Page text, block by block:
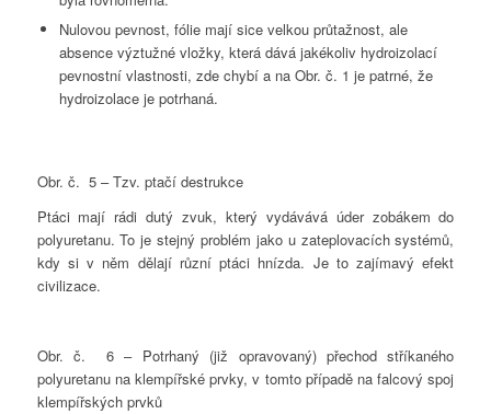
Nulovou pevnost, fólie mají sice velkou průtažnost, ale
absence výztužné vložky, která dává jakékoliv hydroizolací
pevnostní vlastnosti, zde chybí a na Obr. č. 1 je patrné, že
hydroizolace je potrhaná.
Obr. č. 5 – Tzv. ptačí destrukce
Ptáci mají rádi dutý zvuk, který vydávává úder zobákem do
polyuretanu. To je stejný problém jako u zateplovacích systémů,
kdy si v něm dělají různí ptáci hnízda. Je to zajímavý efekt
civilizace.
Obr. č. 6 – Potrhaný (již opravovaný) přechod stříkaného
polyuretanu na klempířské prvky, v tomto případě na falcový spoj
klempířských prvků